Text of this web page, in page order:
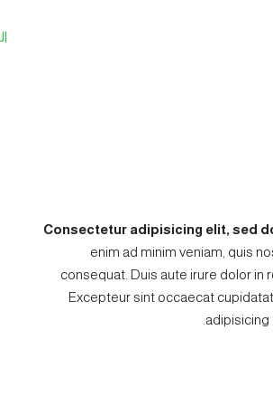
Consectetur adipisicing elit, sed
enim ad minim veniam, quis
consequat. Duis aute irure dolor in
Excepteur sint occaecat
adipisicing